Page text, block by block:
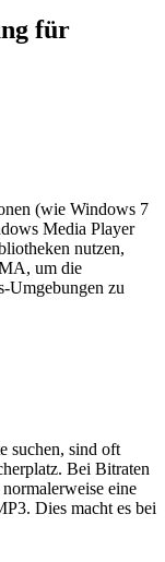
für
(wie Windows 7
Media Player
nutzen,
um die
Umgebungen zu
suchen, sind oft
Bei Bitraten
eine
Dies macht es bei